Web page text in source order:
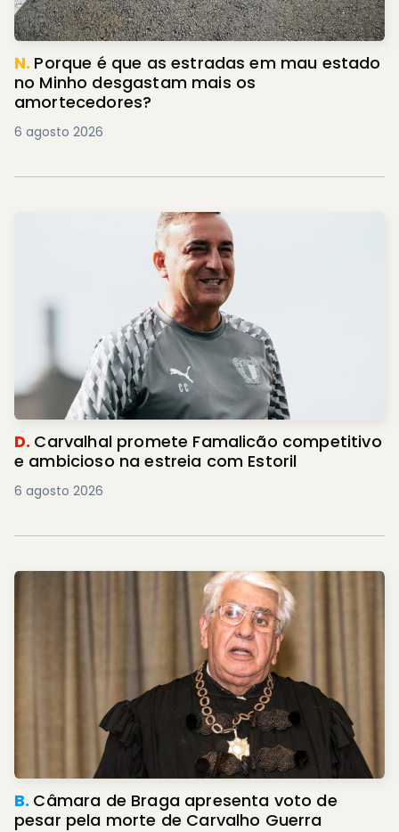
N. Porque é que as estradas em mau estado
no Minho desgastam mais os
amortecedores?
6 agosto 2026
D. Carvalhal promete Famalicão competitivo
e ambicioso na estreia com Estoril
6 agosto 2026
B. Câmara de Braga apresenta voto de
pesar pela morte de Carvalho Guerra